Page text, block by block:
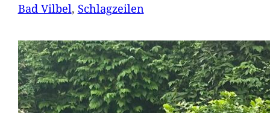
Bad Vilbel, Schlagzeilen